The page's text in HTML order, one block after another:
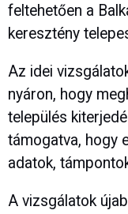
feltehetően a
keresztény
Az idei
nyáron, hogy
település
támogatva, hogy
adatok,
A vizsgálatok